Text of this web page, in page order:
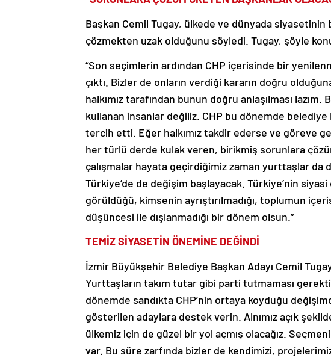
Başkan Cemil Tugay, ülkede ve dünyada
çözmekten uzak olduğunu söyledi. Tugay, şöyle
“Son seçimlerin ardından CHP içerisinde bir
çıktı. Bizler de onların verdiği kararın doğru
halkımız tarafından bunun doğru anlaşılması
kullanan insanlar değiliz. CHP bu dönemde
tercih etti. Eğer halkımız takdir ederse ve göreve
her türlü derde kulak veren, birikmiş sorunlara
çalışmalar hayata geçirdiğimiz zaman yurttaşlar da
Türkiye’de de değişim başlayacak. Türkiye’nin
görüldüğü, kimsenin ayrıştırılmadığı, toplumun
düşüncesi ile dışlanmadığı bir dönem olsun.”
TEMİZ SİYASETİN ÖNEMİNE DEĞİNDİ
İzmir Büyükşehir Belediye Başkan Adayı Cemil
Yurttaşların takım tutar gibi parti tutmaması
dönemde sandıkta CHP’nin ortaya koyduğu
gösterilen adaylara destek verin. Alnımız açık
ülkemiz için de güzel bir yol açmış olacağız.
var. Bu süre zarfında bizler de kendimizi,